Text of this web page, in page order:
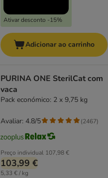
Ativar desconto -15%
Adicionar ao carrinho
PURINA ONE SterilCat com
vaca
Pack económico: 2 x 9,75 kg
Preço individual 107,98 €
103,99 €
5,33 € / kg
Avaliar: 4.8/5 (2467)